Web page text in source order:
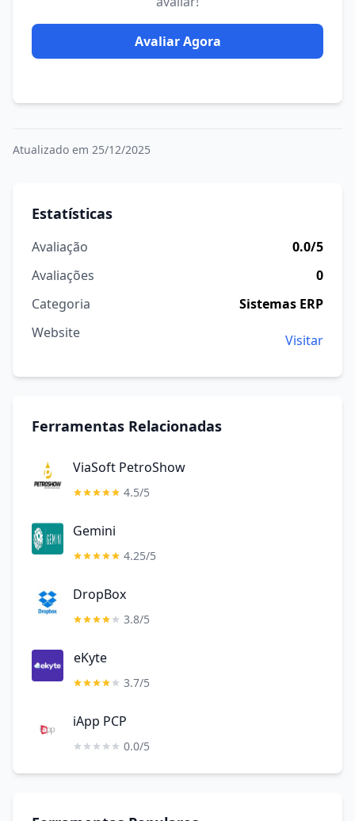
Avaliar Agora
Atualizado em 25/12/2025
Estatísticas
Avaliação
0.0/5
Avaliações
0
Categoria
Sistemas ERP
Website
Visitar
Ferramentas Relacionadas
ViaSoft PetroShow
4.5/5
Gemini
4.25/5
DropBox
3.8/5
eKyte
3.7/5
iApp PCP
0.0/5